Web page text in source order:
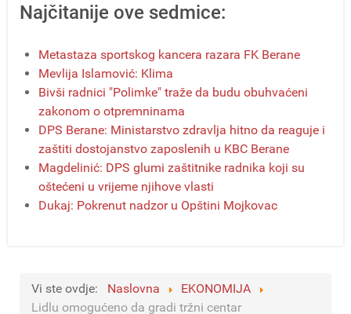
Najčitanije ove sedmice:
Metastaza sportskog kancera razara FK Berane
Mevlija Islamović: Klima
Bivši radnici "Polimke" traže da budu obuhvaćeni
zakonom o otpremninama
DPS Berane: Ministarstvo zdravlja hitno da reaguje i
zaštiti dostojanstvo zaposlenih u KBC Berane
Magdelinić: DPS glumi zaštitnike radnika koji su
oštećeni u vrijeme njihove vlasti
Dukaj: Pokrenut nadzor u Opštini Mojkovac
Vi ste ovdje: Naslovna
EKONOMIJA
Lidlu omogućeno da gradi tržni centar